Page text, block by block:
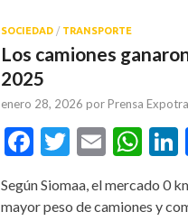
SOCIEDAD / TRANSPORTE
Los camiones
2025
enero 28, 2026 por Prensa
Facebook
Twitter
Email
Según Siomaa, el mercado 0
mayor peso de camiones y